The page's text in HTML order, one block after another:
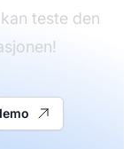
teste den